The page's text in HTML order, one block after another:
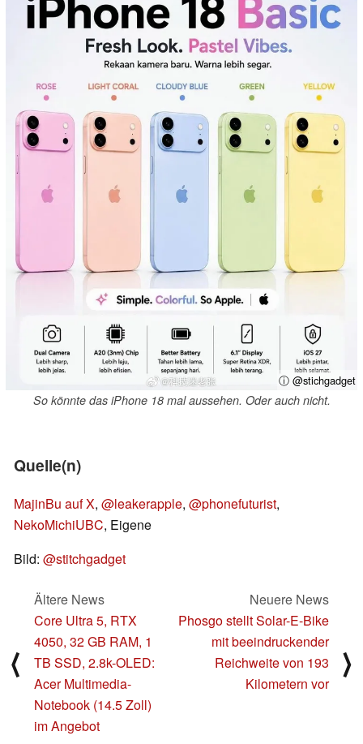
ⓘ @stichgadget
So könnte das iPhone 18 mal aussehen. Oder auch nicht.
Quelle(n)
MajinBu auf X, @leakerapple, @phonefuturist,
NekoMichiUBC, Eigene
Bild: @stitchgadget
⟨
Ältere News
Core Ultra 5, RTX
4050, 32 GB RAM, 1
TB SSD, 2.8k-OLED:
Acer Multimedia-
Notebook (14.5 Zoll)
im Angebot
Neuere News
Phosgo stellt Solar-E-Bike
mit beeindruckender
Reichweite von 193
Kilometern vor
⟩